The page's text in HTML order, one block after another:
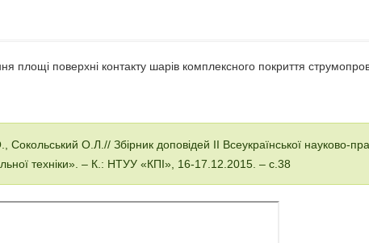
площі поверхні контакту шарів комплексного покриття
О.Л.// Збірник доповідей ІІ Всеукраїнської науково-
техніки». – К.: НТУУ «КПІ», 16-17.12.2015. – с.38